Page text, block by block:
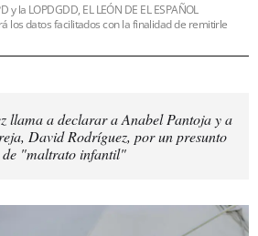
y la LOPDGDD, EL LEÓN DE EL ESPAÑOL
los datos facilitados con la finalidad de remitirle
llama a declarar a Anabel Pantoja y a
David Rodríguez, por un presunto
"maltrato infantil"